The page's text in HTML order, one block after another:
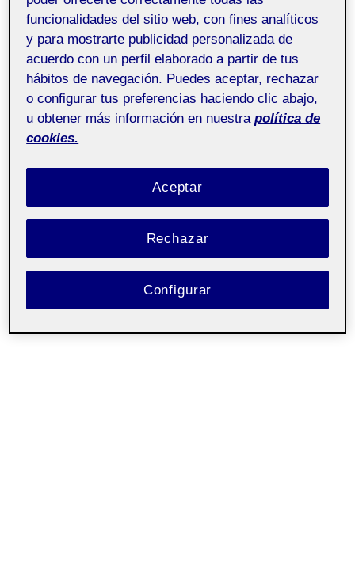
v
e
r
s
i
d
r
s
i
d
a
d
v
e
r
s
i
t
Universitat Oberta de Catalunya
Entrada de incidencias o sugerencias
Acceder
Projecte IV.
Portfolio
Pública
Qui sóc jo? El meu prisma de la marca i la meva
proposta de valor. Part 1
funcionalidades del sitio web, con fines analíticos
y para mostrarte publicidad personalizada de
acuerdo con un perfil elaborado a partir de tus
hábitos de navegación. Puedes aceptar, rechazar
o configurar tus preferencias haciendo clic abajo,
u obtener más información en nuestra política de
cookies.
Rechazar
Aceptar
Configurar